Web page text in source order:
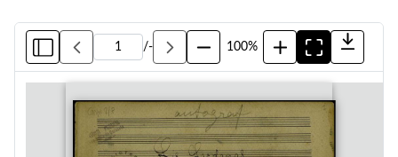
/- 100%